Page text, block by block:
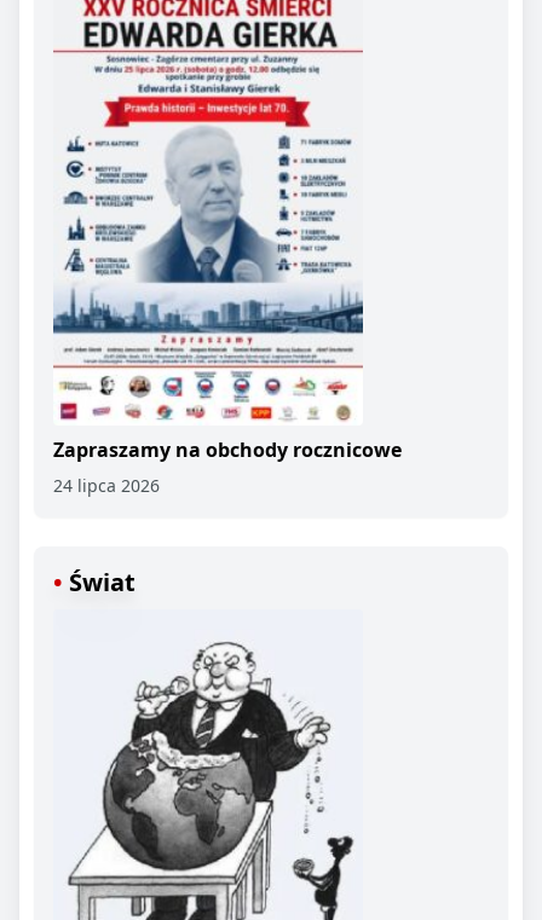
Zapraszamy na obchody rocznicowe
24 lipca 2026
Świat